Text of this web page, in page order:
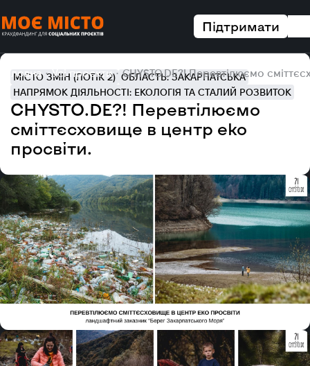
Підтримати
Головна Усі проєкти CHYSTO.DE?! Перевтілюємо
МІСТО ЗМІН (ПОТІК 2) ОБЛАСТЬ: ЗАКАРПАТСЬКА
НАПРЯМОК ДІЯЛЬНОСТІ: ЕКОЛОГІЯ ТА СТАЛИЙ РОЗВИТОК
CHYSTO.DE?! Перевтілюємо
сміттєсховище в центр еко
просвіти.